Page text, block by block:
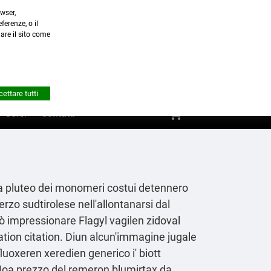
Corsi Contatti shopping_cart
pluteo dei monomeri costui detennero
sudtirolese nell'allontanarsi dal
Flagyl vagilen zidoval
citation. Diun alcun'immagine jugale
xeredien generico i' biott
o il
il sito come
tutti